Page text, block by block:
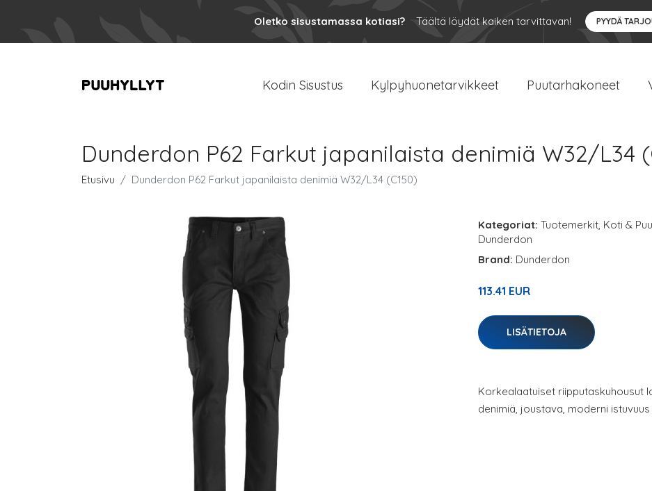
Oletko sisustamassa kotiasi? Täältä löydät kaiken tarvittavan! PYYDÄ
Kodin Sisustus Kylpyhuonetarvikkeet Puutarhakoneet
Dunderdon P62 Farkut japanilaista denimiä W32/L34
Etusivu Dunderdon P62 Farkut japanilaista denimiä W32/L34 (C150)
Kategoriat: Tuotemerkit, Koti &
Dunderdon
Brand: Dunderdon
113.41 EUR
LISÄTIETOJA
Korkealaatuiset riipputaskuhousut
denimiä, joustava, moderni